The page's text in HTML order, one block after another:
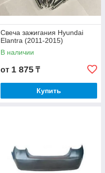
Свеча зажигания Hyundai
Elantra (2011-2015)
В наличии
от 1 875 ₸
Купить